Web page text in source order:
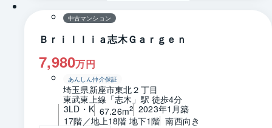
中古マンション
Ｂｒｉｌｌｉａ志木Ｇａｒｇｅｎ
7,980万円
あんしん仲介保証
埼玉県新座市東北２丁目
東武東上線「志木」駅 徒歩4分
3LD・K 67.26m2 2023年1月築
17階／地上18階 地下1階 南西向き